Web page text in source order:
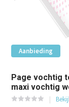
Aanbieding
Page vochtig
maxi vochtig